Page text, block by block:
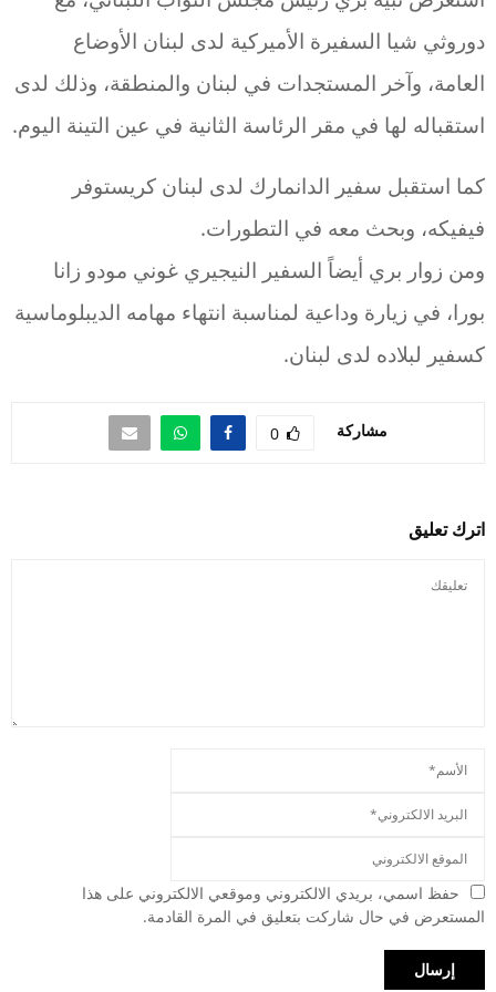
دوروثي شيا السفيرة الأميركية لدى لبنان الأوضاع
العامة، وآخر المستجدات في لبنان والمنطقة، وذلك لدى
استقباله لها في مقر الرئاسة الثانية في عين التينة اليوم.
كما استقبل سفير الدانمارك لدى لبنان كريستوفر
فيفيكه، وبحث معه في التطورات.
ومن زوار بري أيضاً السفير النيجيري غوني مودو زانا
بورا، في زيارة وداعية لمناسبة انتهاء مهامه الديبلوماسية
كسفير لبلاده لدى لبنان.
مشاركة 0
اترك تعليق
حفظ اسمي، بريدي الالكتروني وموقعي الالكتروني على هذا
المستعرض في حال شاركت بتعليق في المرة القادمة.